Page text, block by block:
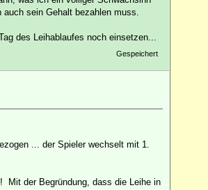
sein Gehalt bezahlen muss.
des Leihablaufes noch einsetzen...
Gespeichert
... der Spieler wechselt mit 1.
Mit der Begründung, dass die Leihe in